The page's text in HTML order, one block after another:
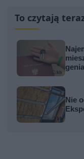
To czytają
Nie